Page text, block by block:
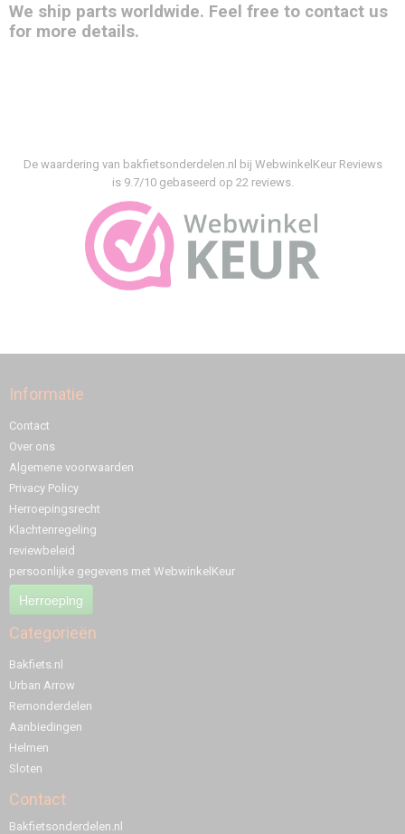
We ship parts worldwide. Feel free to contact us
for more details.
De waardering van bakfietsonderdelen.nl bij WebwinkelKeur Reviews
is 9.7/10 gebaseerd op 22 reviews.
Informatie
Contact
Over ons
Algemene voorwaarden
Privacy Policy
Herroepingsrecht
Klachtenregeling
reviewbeleid
persoonlijke gegevens met WebwinkelKeur
Herroeping
Categorieën
Bakfiets.nl
Urban Arrow
Remonderdelen
Aanbiedingen
Helmen
Sloten
Contact
Bakfietsonderdelen.nl